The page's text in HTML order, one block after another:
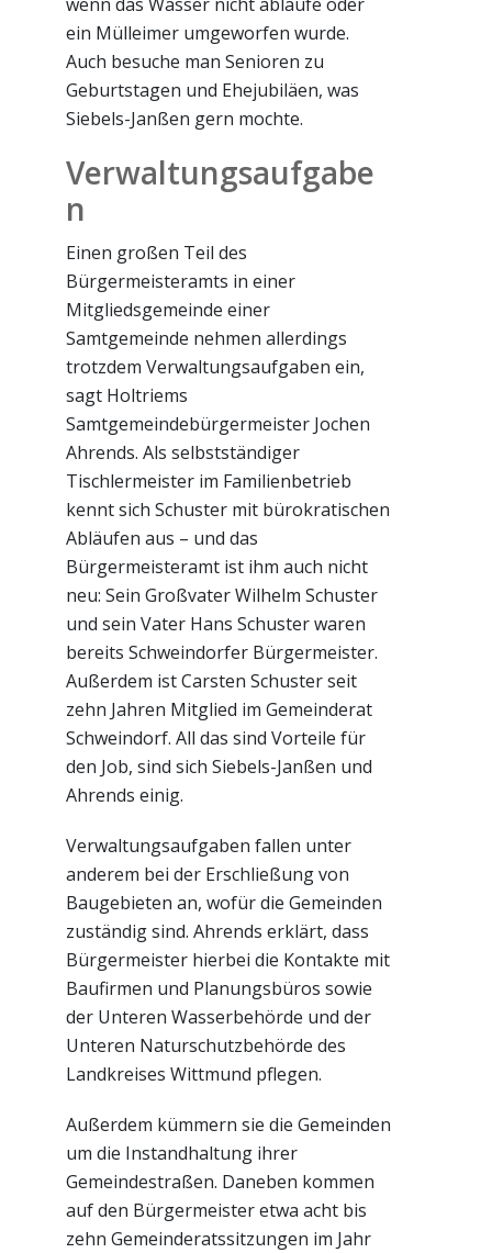
ein Mülleimer umgeworfen wurde.
Auch besuche man Senioren zu
Geburtstagen und Ehejubiläen, was
Siebels-Janßen gern mochte.
Verwaltungsaufgabe
n
Einen großen Teil des
Bürgermeisteramts in einer
Mitgliedsgemeinde einer
Samtgemeinde nehmen allerdings
trotzdem Verwaltungsaufgaben ein,
sagt Holtriems
Samtgemeindebürgermeister Jochen
Ahrends. Als selbstständiger
Tischlermeister im Familienbetrieb
kennt sich Schuster mit bürokratischen
Abläufen aus – und das
Bürgermeisteramt ist ihm auch nicht
neu: Sein Großvater Wilhelm Schuster
und sein Vater Hans Schuster waren
bereits Schweindorfer Bürgermeister.
Außerdem ist Carsten Schuster seit
zehn Jahren Mitglied im Gemeinderat
Schweindorf. All das sind Vorteile für
den Job, sind sich Siebels-Janßen und
Ahrends einig.
Verwaltungsaufgaben fallen unter
anderem bei der Erschließung von
Baugebieten an, wofür die Gemeinden
zuständig sind. Ahrends erklärt, dass
Bürgermeister hierbei die Kontakte mit
Baufirmen und Planungsbüros sowie
der Unteren Wasserbehörde und der
Unteren Naturschutzbehörde des
Landkreises Wittmund pflegen.
Außerdem kümmern sie die Gemeinden
um die Instandhaltung ihrer
Gemeindestraßen. Daneben kommen
auf den Bürgermeister etwa acht bis
zehn Gemeinderatssitzungen im Jahr